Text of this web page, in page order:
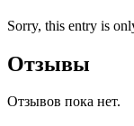
Sorry, this entry is
Отзывы
Отзывов пока нет.